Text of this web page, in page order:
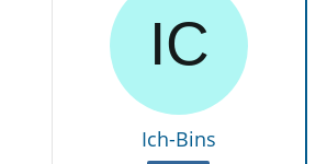
Ich-Bins